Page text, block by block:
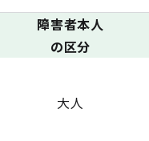
障害者本人
の区分
大人